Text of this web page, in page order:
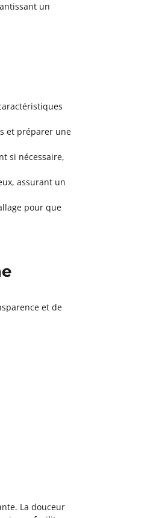
un
et préparer une
si nécessaire,
assurant un
pour que
et de
La douceur